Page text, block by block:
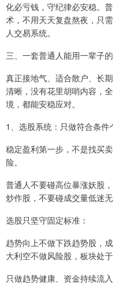
化必亏钱，守纪律必安稳。
术，不用天天复盘熬夜，只
人交易系统。
三、一套普通人能用一辈子
真正接地气、适合散户、长
清晰，没有花里胡哨内容，
境，都能安稳应对。
1、选股系统：只做符合条
稳定盈利第一步，不是找买
险。
普通人不要碰高位暴涨妖股
炒作股，不要碰成交量低迷无
选股只坚守固定标准：
趋势向上不做下跌趋势股，
大利空不做风险股，板块处
只做趋势健康、资金持续流